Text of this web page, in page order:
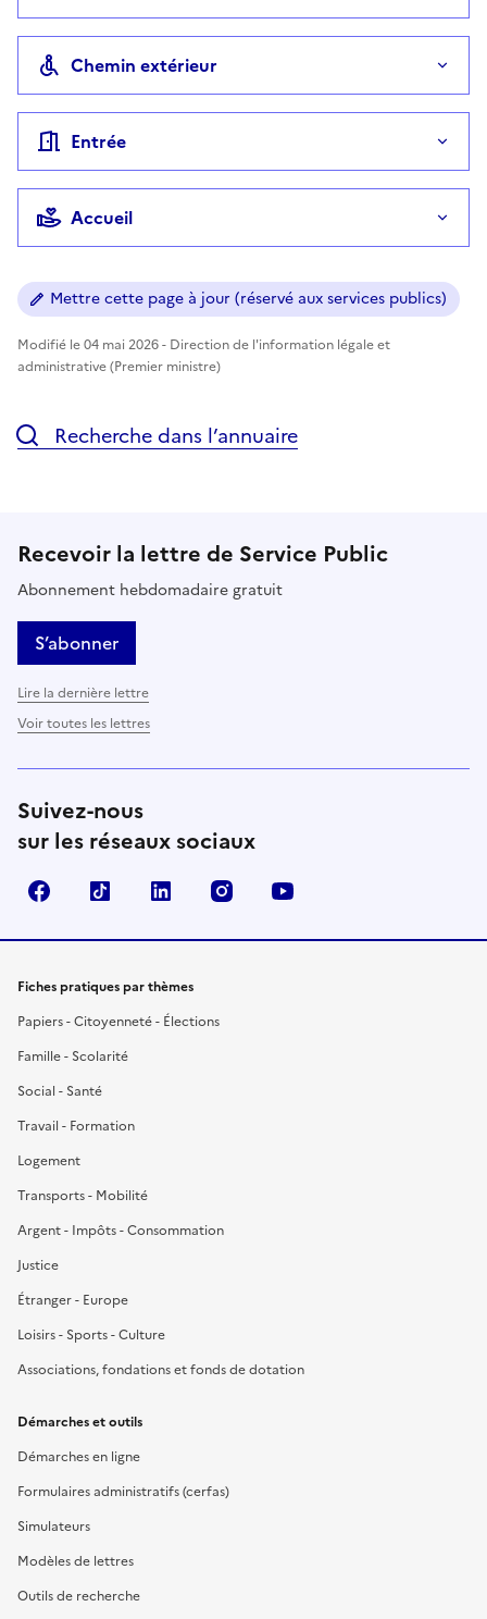
Chemin extérieur
Entrée
Accueil
Mettre cette page à jour (réservé aux services publics)
Modifié le 04 mai 2026 - Direction de l'information légale et
administrative (Premier ministre)
Recherche dans l’annuaire
Recevoir la lettre de Service Public
Abonnement hebdomadaire gratuit
S’abonner
Lire la dernière lettre
Voir toutes les lettres
Suivez-nous
sur les réseaux sociaux
FacebookTikTok LinkedIn Instagram
Fiches pratiques par thèmes
Papiers - Citoyenneté - Élections
Famille - Scolarité
Social - Santé
Travail - Formation
Logement
Transports - Mobilité
Argent - Impôts - Consommation
Justice
Étranger - Europe
Loisirs - Sports - Culture
Associations, fondations et fonds de dotation
Démarches et outils
Démarches en ligne
Formulaires administratifs (cerfas)
Simulateurs
Modèles de lettres
Outils de recherche